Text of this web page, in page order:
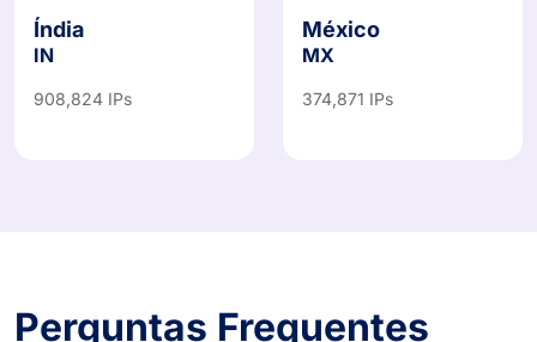
Índia
IN
908,824 IPs
México
MX
374,871 IPs
Perguntas Frequentes